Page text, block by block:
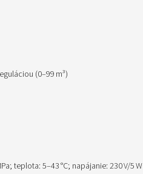
(0–99 m³)
teplota: 5–43 °C; napájanie: 230 V/5 W